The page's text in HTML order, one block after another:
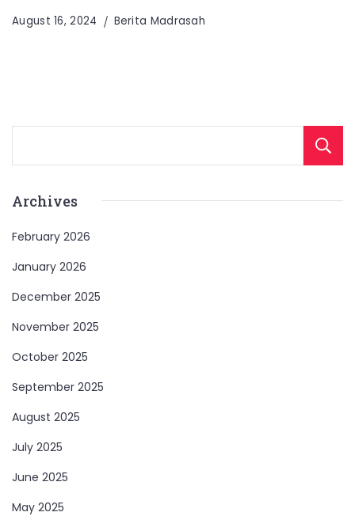
August 16, 2024 Berita Madrasah
Archives
February 2026
January 2026
December 2025
November 2025
October 2025
September 2025
August 2025
July 2025
June 2025
May 2025